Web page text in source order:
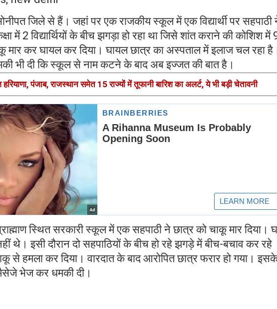
जिले से हैं। जहां पर एक राजकीय स्कूल में एक विद्यार्थी पर सहपाठी
में 2 विद्यार्थियों के बीच झगड़ा हो रहा था जिसे शांत कराने की कोशिश में
मार कर घायल कर दिया। घायल छात्र का अस्पताल में इलाज चल रहा
भी दी कि स्कूल से नाम कटने के बाद अब इज्जत की बात है।
पंजाब, राजस्थान समेत 15 राज्यों में तूफानी बारिश का अलर्ट, ये भी बड़ी चेतावनी
स्थित सरकारी स्कूल में एक सहपाठी ने छात्र को चाकू मार दिया।
थे। इसी दौरान दो सहपाठियों के बीच हो रहे झगड़े में बीच-बचाव कर रहे
से हमला कर दिया। वारदात के बाद आरोपित छात्र फरार हो गया।
भेज कर धमकी दी।